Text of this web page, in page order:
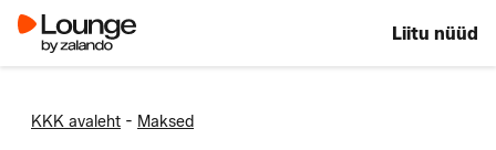
Liitu nüüd
KKK avaleht - Maksed